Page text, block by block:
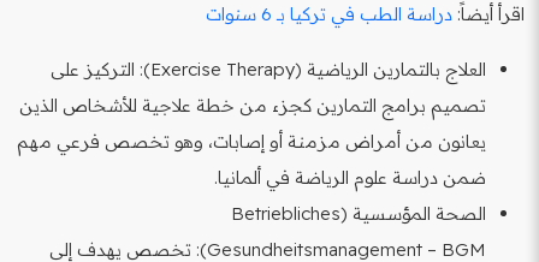
اقرأ أيضاً: دراسة الطب في تركيا بـ 6 سنوات
العلاج بالتمارين الرياضية (Exercise Therapy): التركيز على
تصميم برامج التمارين كجزء من خطة علاجية للأشخاص الذين
يعانون من أمراض مزمنة أو إصابات، وهو تخصص فرعي مهم
ضمن دراسة علوم الرياضة في ألمانيا.
الصحة المؤسسية (Betriebliches
Gesundheitsmanagement – BGM): تخصص يهدف إلى